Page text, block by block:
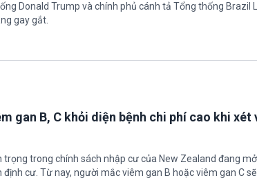
Donald Trump và chính phủ cánh tả Tổng thống Brazil
gay gắt.
gan B, C khỏi diện bệnh chi phí cao khi xét
trọng trong chính sách nhập cư của New Zealand đang
cư. Từ nay, người mắc viêm gan B hoặc viêm gan C